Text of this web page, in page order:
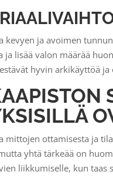
kevyen ja avoimen
lisää valon määrää
hyvin arkikäyttöä
mittojen ottamisesta ja
yhtä tärkeää on
liikkumiselle, kun taas